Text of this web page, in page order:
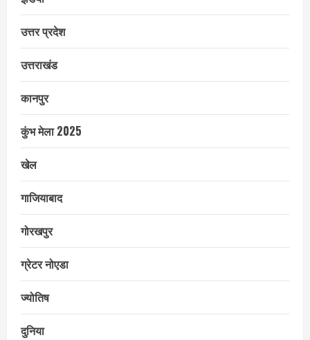
उत्तर प्रदेश
उत्तराखंड
कानपुर
कुंभ मेला 2025
खेल
गाजियाबाद
गोरखपुर
ग्रेटर नोएडा
ज्योतिष
दुनिया